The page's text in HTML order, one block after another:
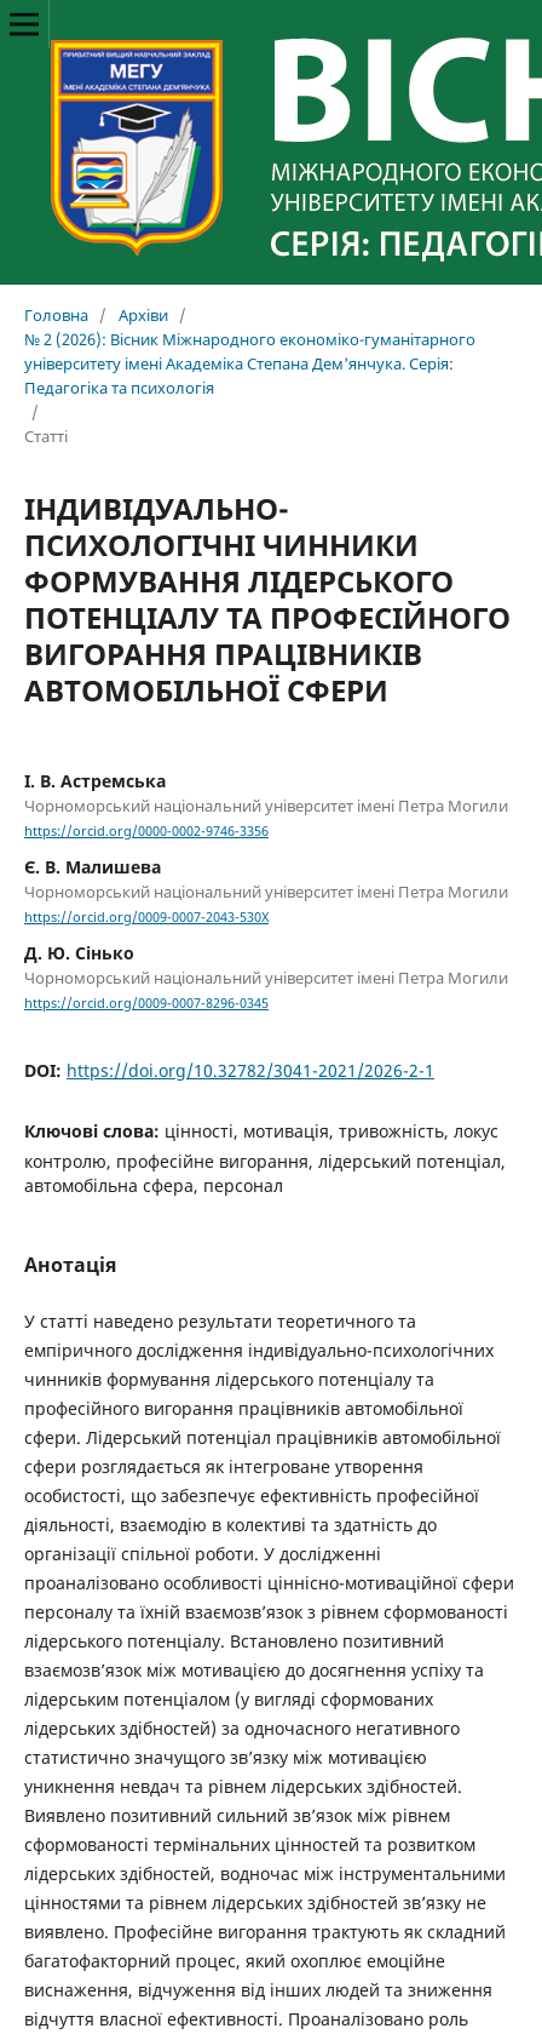
Головна / Архіви /
№ 2 (2026): Вісник Міжнародного економіко-гуманітарного
університету імені Академіка Степана Дем'янчука. Серія:
Педагогіка та психологія
/
Статті
ІНДИВІДУАЛЬНО-
ПСИХОЛОГІЧНІ ЧИННИКИ
ФОРМУВАННЯ ЛІДЕРСЬКОГО
ПОТЕНЦІАЛУ ТА ПРОФЕСІЙНОГО
ВИГОРАННЯ ПРАЦІВНИКІВ
АВТОМОБІЛЬНОЇ СФЕРИ
І. В. Астремська
Чорноморський національний університет імені Петра Могили
https://orcid.org/0000-0002-9746-3356
Є. В. Малишева
Чорноморський національний університет імені Петра Могили
https://orcid.org/0009-0007-2043-530X
Д. Ю. Сінько
Чорноморський національний університет імені Петра Могили
https://orcid.org/0009-0007-8296-0345
DOI: https://doi.org/10.32782/3041-2021/2026-2-1
Ключові слова: цінності, мотивація, тривожність, локус
контролю, професійне вигорання, лідерський потенціал,
автомобільна сфера, персонал
Анотація
У статті наведено результати теоретичного та
емпіричного дослідження індивідуально-психологічних
чинників формування лідерського потенціалу та
професійного вигорання працівників автомобільної
сфери. Лідерський потенціал працівників автомобільної
сфери розглядається як інтегроване утворення
особистості, що забезпечує ефективність професійної
діяльності, взаємодію в колективі та здатність до
організації спільної роботи. У дослідженні
проаналізовано особливості ціннісно-мотиваційної сфери
персоналу та їхній взаємозв’язок з рівнем сформованості
лідерського потенціалу. Встановлено позитивний
взаємозв’язок між мотивацією до досягнення успіху та
лідерським потенціалом (у вигляді сформованих
лідерських здібностей) за одночасного негативного
статистично значущого зв’язку між мотивацією
уникнення невдач та рівнем лідерських здібностей.
Виявлено позитивний сильний зв’язок між рівнем
сформованості термінальних цінностей та розвитком
лідерських здібностей, водночас між інструментальними
цінностями та рівнем лідерських здібностей зв’язку не
виявлено. Професійне вигорання трактують як складний
багатофакторний процес, який охоплює емоційне
виснаження, відчуження від інших людей та зниження
відчуття власної ефективності. Проаналізовано роль